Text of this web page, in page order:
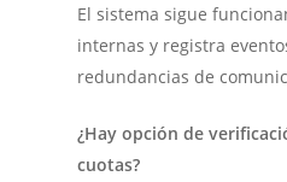
El sistema sigue
internas y registra
redundancias de
¿Hay opción de
cuotas?